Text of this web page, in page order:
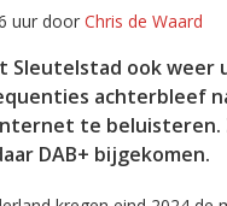
uur door Chris de Waard
Sleutelstad ook
achterbleef
te beluisteren.
DAB+ bijgekomen.